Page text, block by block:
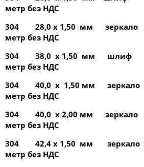
метр без НДС
304 28,0 х 1,50 мм
метр без НДС
304 38,0 х 1,50 мм
метр без НДС
304 40,0 х 1,50 мм
метр без НДС
304 40,0 х 2,00 мм
метр без НДС
304 42,4 х 1,50 мм
метр без НДС